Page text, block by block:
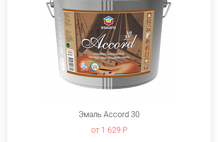
Эмаль Accord 30
от 1 629 Р